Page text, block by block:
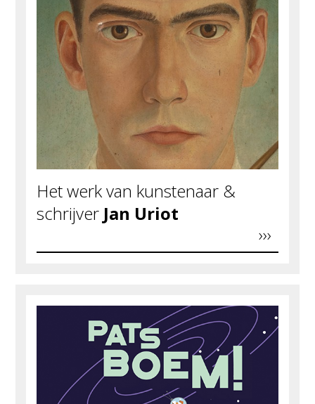
Het werk van kunstenaar &
schrijver Jan Uriot